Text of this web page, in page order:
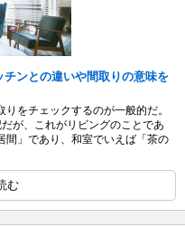
ンとの違いや間取りの意味を
をチェックするのが一般的だ。
が、これがリビングのことであ
間」であり、和室でいえば「茶の
む